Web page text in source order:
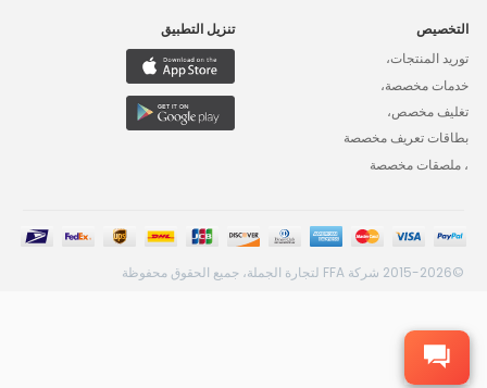
التخصيص
توريد المنتجات،
خدمات مخصصة،
تغليف مخصص،
بطاقات تعريف مخصصة
، ملصقات مخصصة
تنزيل التطبيق
©2015-2026 شركة FFA لتجارة الجملة، جميع الحقوق محفوظة